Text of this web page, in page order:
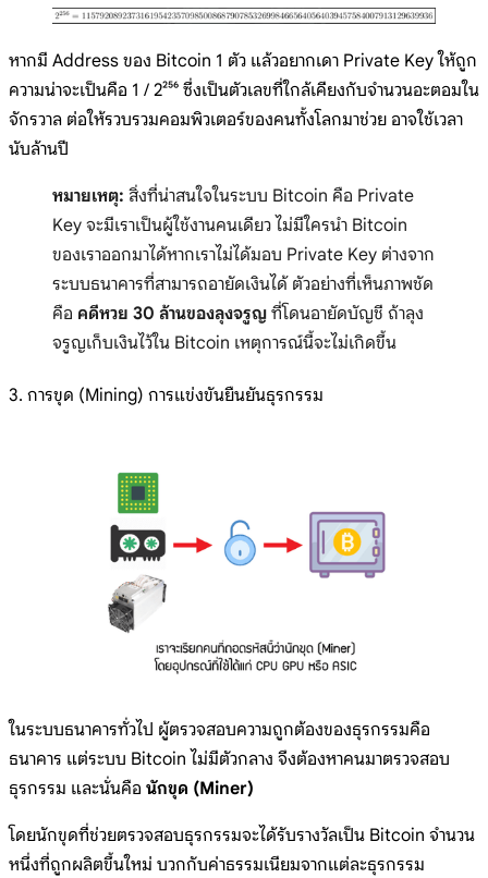
หากมี Address ของ Bitcoin 1 ตัว แล้วอยากเดา Private Key ให้ถูก
ความน่าจะเป็นคือ 1 / 2²⁵⁶ ซึ่งเป็นตัวเลขที่ใกล้เคียงกับจำนวนอะตอมใน
จักรวาล ต่อให้รวบรวมคอมพิวเตอร์ของคนทั้งโลกมาช่วย อาจใช้เวลา
นับล้านปี
หมายเหตุ: สิ่งที่น่าสนใจในระบบ Bitcoin คือ Private
Key จะมีเราเป็นผู้ใช้งานคนเดียว ไม่มีใครนำ Bitcoin
ของเราออกมาได้หากเราไม่ได้มอบ Private Key ต่างจาก
ระบบธนาคารที่สามารถอายัดเงินได้ ตัวอย่างที่เห็นภาพชัด
คือ คดีหวย 30 ล้านของลุงจรูญ ที่โดนอายัดบัญชี ถ้าลุง
จรูญเก็บเงินไว้ใน Bitcoin เหตุการณ์นี้จะไม่เกิดขึ้น
3. การขุด (Mining) การแข่งขันยืนยันธุรกรรม
ในระบบธนาคารทั่วไป ผู้ตรวจสอบความถูกต้องของธุรกรรมคือ
ธนาคาร แต่ระบบ Bitcoin ไม่มีตัวกลาง จึงต้องหาคนมาตรวจสอบ
ธุรกรรม และนั่นคือ นักขุด (Miner)
โดยนักขุดที่ช่วยตรวจสอบธุรกรรมจะได้รับรางวัลเป็น Bitcoin จำนวน
หนึ่งที่ถูกผลิตขึ้นใหม่ บวกกับค่าธรรมเนียมจากแต่ละธุรกรรม